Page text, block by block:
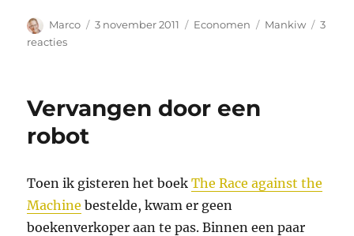
Auteur
Marco
Geplaatst
3 november 2011 Categorieën
Economen Tags
Mankiw
3
reactiesop
Vervangen door een
robot
Toen ik gisteren het boekThe Race against the
Machine bestelde, kwam er geen
boekenverkoper aan te pas. Binnen een paar